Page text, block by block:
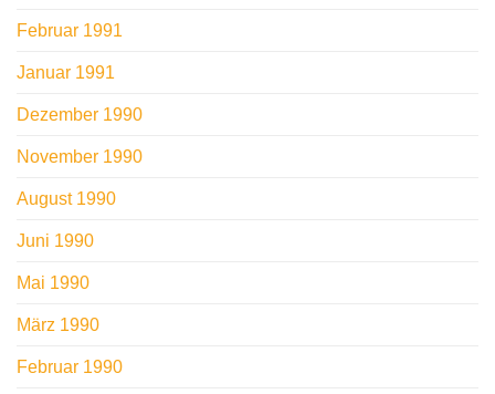
Februar 1991
Januar 1991
Dezember 1990
November 1990
August 1990
Juni 1990
Mai 1990
März 1990
Februar 1990